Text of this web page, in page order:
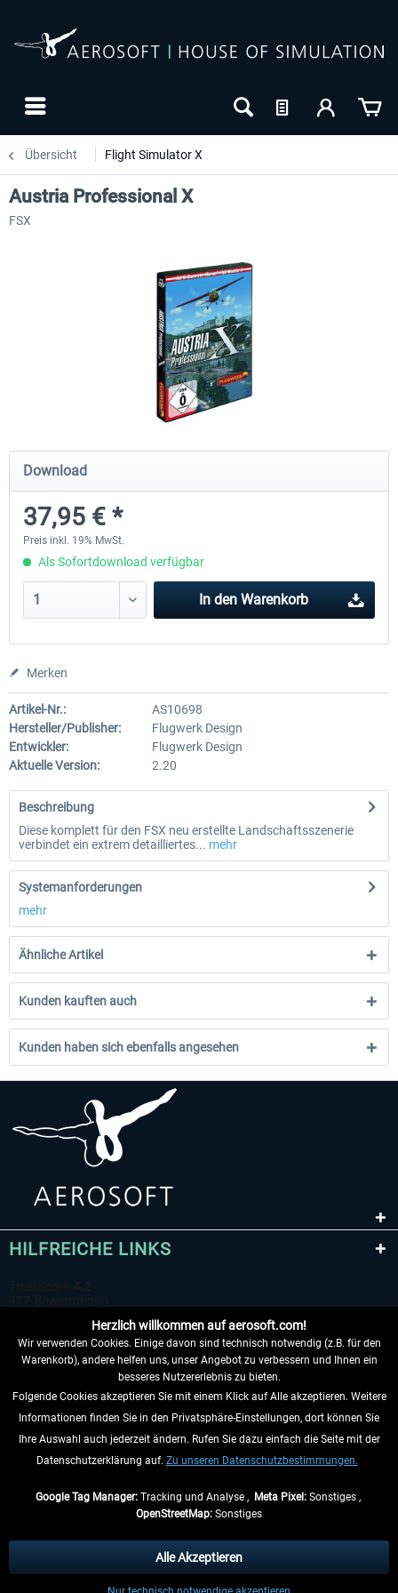
Übersicht Flight Simulator X
Airbus A320/A321
42,33 € *
Austria Professional X
FSX
Download
37,95 € *
Preis inkl. 19% MwSt.
Als Sofortdownload verfügbar
In den Warenkorb
Merken
Artikel-Nr.:
AS10698
Hersteller/Publisher:
Flugwerk Design
Entwickler:
Flugwerk Design
Aktuelle Version:
2.20
Beschreibung
Diese komplett für den FSX neu erstellte Landschaftsszenerie
verbindet ein extrem detailliertes... mehr
Systemanforderungen
mehr
Ähnliche Artikel
Kunden kauften auch
Kunden haben sich ebenfalls angesehen
HILFREICHE LINKS
VERTRAG WIDERRUFEN
INFORMATIONEN
anders beschrieben.
** Gilt für Lieferungen innerhalb Deutschlands, Lieferzeiten für andere Länder
Herzlich willkommen auf aerosoft.com!
Wir verwenden Cookies. Einige davon sind technisch notwendig (z.B. für den
Warenkorb), andere helfen uns, unser Angebot zu verbessern und Ihnen ein
besseres Nutzererlebnis zu bieten.
Folgende Cookies akzeptieren Sie mit einem Klick auf Alle akzeptieren. Weitere
Informationen finden Sie in den Privatsphäre-Einstellungen, dort können Sie
Ihre Auswahl auch jederzeit ändern. Rufen Sie dazu einfach die Seite mit der
Datenschutzerklärung auf. Zu unseren Datenschutzbestimmungen.
Google Tag Manager:Tracking und Analyse , Meta Pixel:Sonstiges ,
OpenStreetMap: Sonstiges
Alle Akzeptieren